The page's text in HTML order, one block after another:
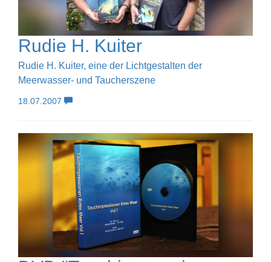
Rudie H. Kuiter
Rudie H. Kuiter, eine der Lichtgestalten der
Meerwasser- und Taucherszene
18.07.2007